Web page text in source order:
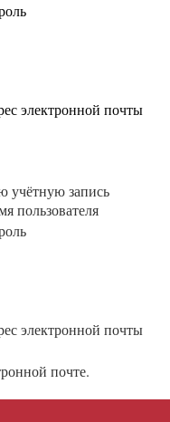
электронной почты
учётную запись
пользователя
электронной почты
почте.